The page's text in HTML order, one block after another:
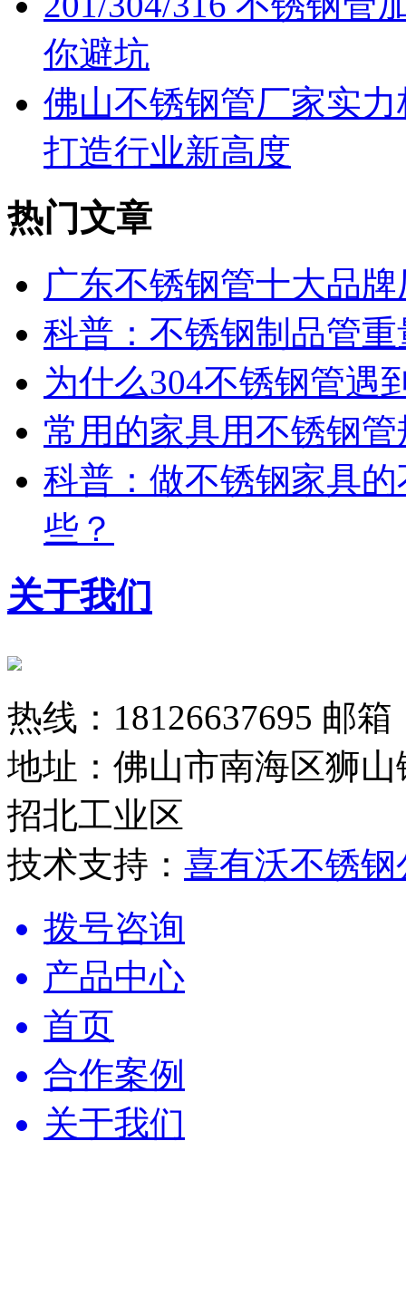
你避坑
佛山不锈钢管厂家实
打造行业新高度
热门文章
广东不锈钢管十大品
科普：不锈钢制品管
为什么304不锈钢管遇
常用的家具用不锈钢
科普：做不锈钢家具
些？
关于我们
热线：18126637695 邮箱
地址：佛山市南海区狮
招北工业区
技术支持： 喜有沃不锈钢
拨号咨询
产品中心
首页
合作案例
关于我们